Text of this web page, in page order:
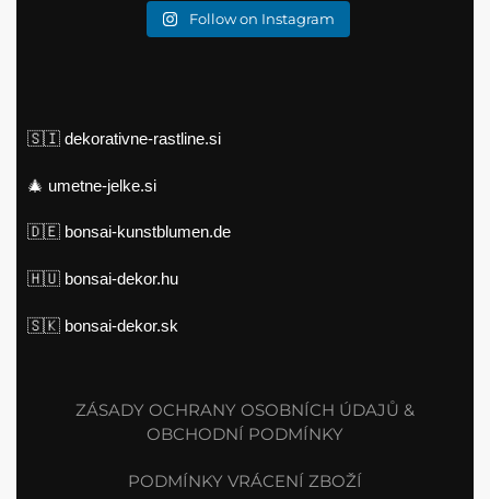
Follow on Instagram
🇸🇮 dekorativne-rastline.si
🎄 umetne-jelke.si
🇩🇪 bonsai-kunstblumen.de
🇭🇺 bonsai-dekor.hu
🇸🇰 bonsai-dekor.sk
ZÁSADY OCHRANY OSOBNÍCH ÚDAJŮ &
OBCHODNÍ PODMÍNKY
PODMÍNKY VRÁCENÍ ZBOŽÍ